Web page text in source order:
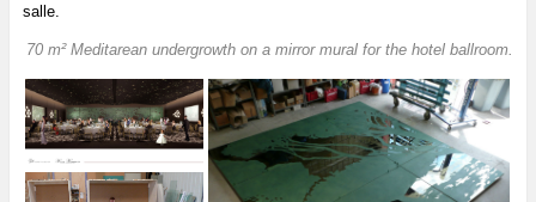
salle.
70 m² Meditarean undergrowth on a mirror mural for the hotel ballroom.